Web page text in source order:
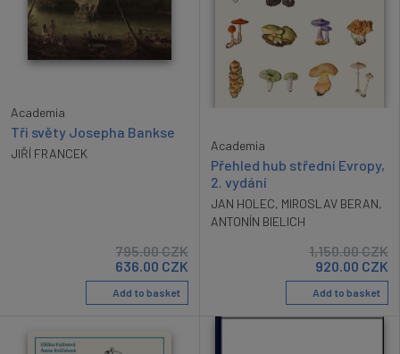
Academia
Tři světy Josepha Bankse
JIŘÍ FRANCEK
795.00CZK
636.00 CZK
Add to basket
Academia
Přehled hub střední Evropy,
2. vydání
JAN HOLEC, MIROSLAV BERAN,
ANTONÍN BIELICH
1,150.00CZK
920.00 CZK
Add to basket